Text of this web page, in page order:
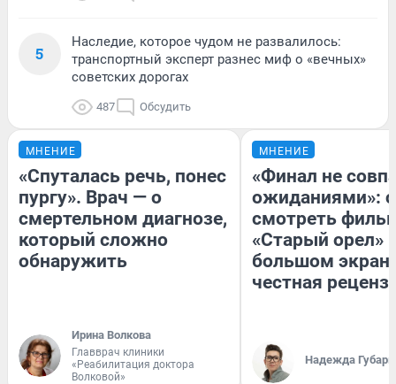
5
Наследие, которое чудом не развалилось:
транспортный эксперт разнес миф о «вечных»
советских дорогах
487 Обсудить
МНЕНИЕ
«Спуталась речь, понес
пургу». Врач — о
смертельном диагнозе,
который сложно
обнаружить
Ирина Волкова
Главврач клиники
«Реабилитация доктора
Волковой»
МНЕНИЕ
«Финал не
ожиданиями»:
смотреть
«Старый орел»
большом
честная
Надежда Губарь